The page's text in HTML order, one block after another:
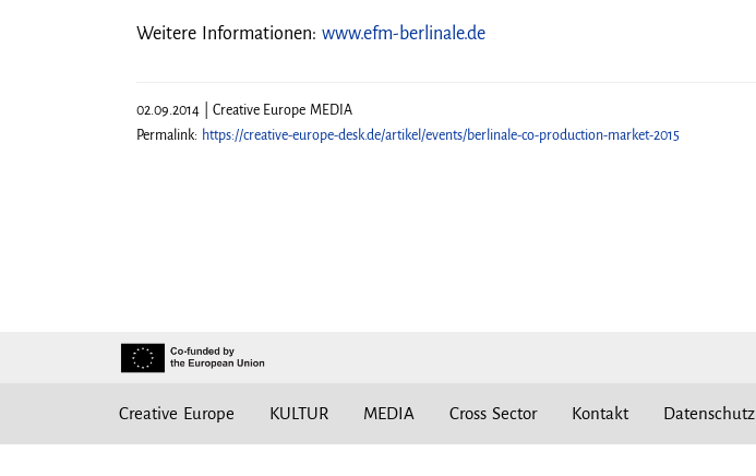
Weitere Informationen: www.efm-berlinale.de
02.09.2014 | Creative Europe MEDIA
Permalink: https://creative-europe-desk.de/artikel/events/berlinale-co-production-market-2015
Creative Europe KULTUR MEDIA Cross Sector Kontakt Datenschutz